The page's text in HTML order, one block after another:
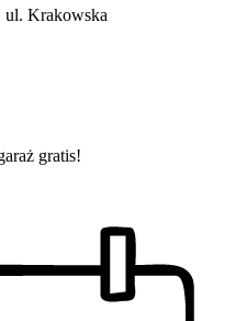
ul. Krakowska
gratis!